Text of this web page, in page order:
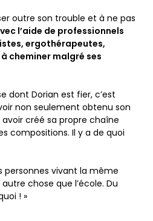
outre son trouble et à ne pas
l’aide de professionnels
ergothérapeutes,
cheminer malgré ses
dont Dorian est fier, c’est
non seulement obtenu son
créé sa propre chaîne
compositions. Il y a de quoi
personnes vivant la même
chose que l’école. Du
! »